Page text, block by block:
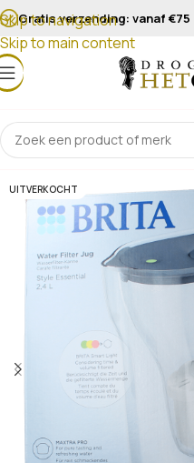
Skip to navigation
Skip to main content
Gratis verzending: vanaf €75
UITVERKOCHT